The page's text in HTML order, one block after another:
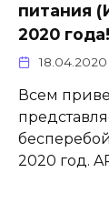
питания
2020 года!
18.04.2020
Всем
2020 год.